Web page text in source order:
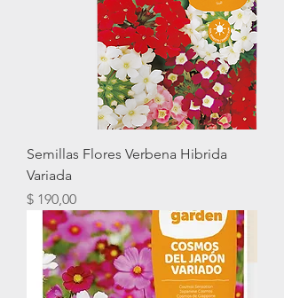
Semillas Flores Verbena Hibrida
Variada
Precio
$ 190,00